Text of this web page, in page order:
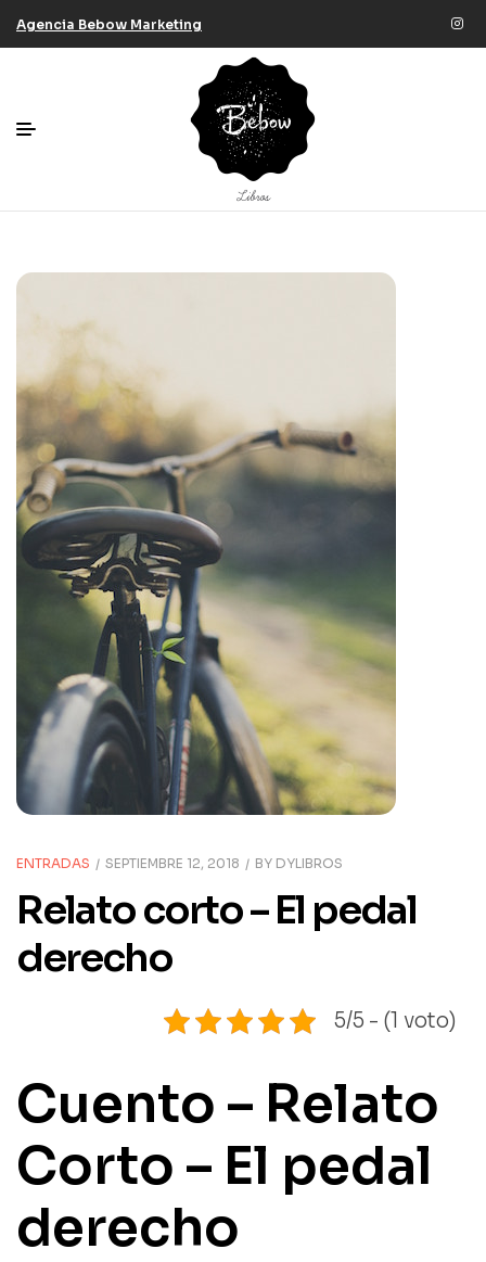
Agencia Bebow Marketing
ENTRADAS SEPTIEMBRE 12, 2018 BY DYLIBROS
Relato corto – El pedal
derecho
5/5 - (1 voto)
Cuento – Relato
Corto – El pedal
derecho